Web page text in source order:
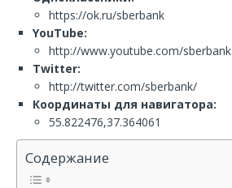
https://ok.ru/sberbank
YouTube:
http://www.youtube.com/sberbank
Twitter:
http://twitter.com/sberbank/
Координаты для навигатора:
55.822476,37.364061
Содержание